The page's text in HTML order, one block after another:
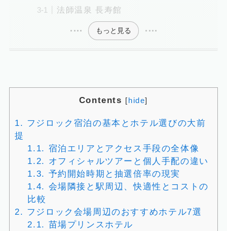
法師温泉 長寿館
もっと見る
Contents [hide]
1. フジロック宿泊の基本とホテル選びの大前
提
1.1. 宿泊エリアとアクセス手段の全体像
1.2. オフィシャルツアーと個人手配の違い
1.3. 予約開始時期と抽選倍率の現実
1.4. 会場隣接と駅周辺、快適性とコストの
比較
2. フジロック会場周辺のおすすめホテル7選
2.1. 苗場プリンスホテル